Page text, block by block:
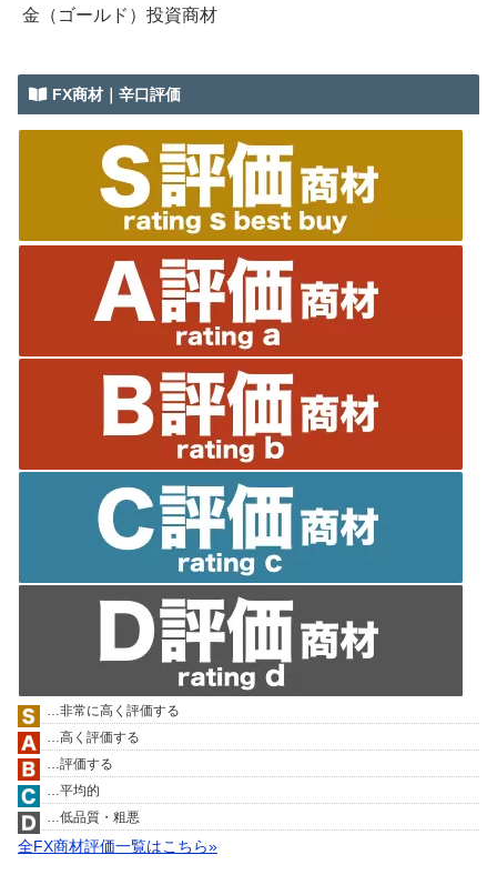
金（ゴールド）投資商材
FX商材｜辛口評価
…非常に高く評価する
…高く評価する
…評価する
…平均的
…低品質・粗悪
全FX商材評価一覧はこちら»